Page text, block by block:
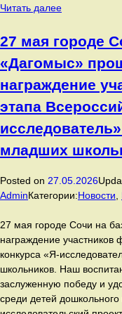
особое
значение
ведь
2026
объявлен
Годом
образования
в
Читать далееСегодня
нашем
детском
саду
состоялось
волшебное
событие
—
выпускной
бал
паруса
детства»
группе
«Аленький
цветочек»!
27 мая городе
«Дагомыс»
награждение
этапа
младших
Posted on 27.05.2026
AdminКатегории:Новости
27 мая городе Сочи на
награждение участников
конкурса «Я-
школьников. Наш
заслуженную победу и
среди детей